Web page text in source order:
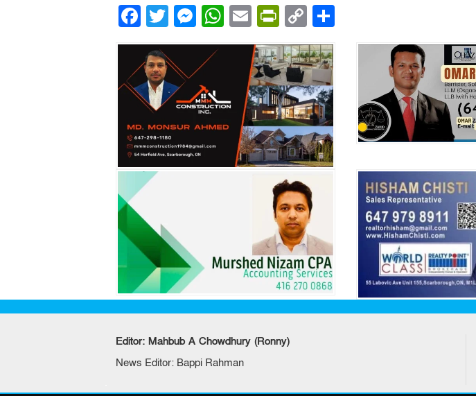
Facebook
Twitter
Messenger
WhatsApp
EmailPrintFriendly
Copy
Link
Editor: Mahbub A Chowdhury (Ronny)
News Editor: Bappi Rahman